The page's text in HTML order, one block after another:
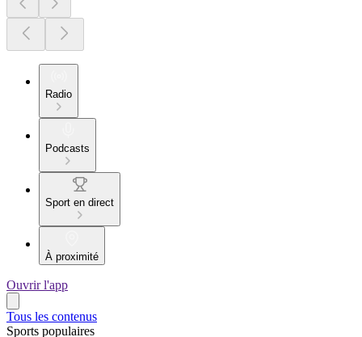
Radio
Podcasts
Sport en direct
À proximité
Ouvrir l'app
Tous les contenus
Sports populaires